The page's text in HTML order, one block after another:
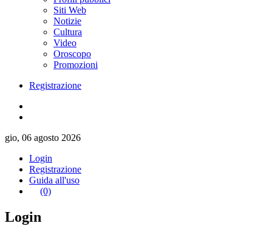
Siti Web
Notizie
Cultura
Video
Oroscopo
Promozioni
Registrazione
gio, 06 agosto 2026
Login
Registrazione
Guida all'uso
(0)
Login